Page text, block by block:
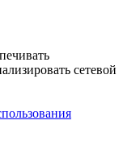
сетевой